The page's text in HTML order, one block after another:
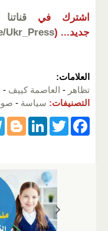
اشترك في
جديد... (
Ukr_Press
العلامات:
تظاهر - العاصمة كييف -
التصنيفات: سياسة -
F
T
er
Li
e
dI
n